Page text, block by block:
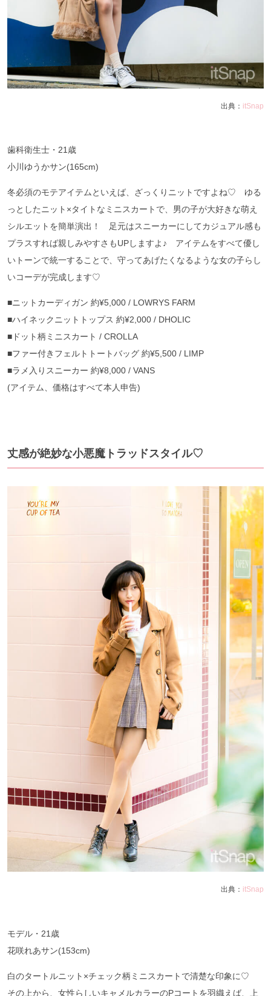
出典： itSnap
歯科衛生士・21歳
小川ゆうかサン(165cm)
冬必須のモテアイテムといえば、ざっくりニットですよね♡ ゆる
っとしたニット×タイトなミニスカートで、男の子が大好きな萌え
シルエットを簡単演出！ 足元はスニーカーにしてカジュアル感も
プラスすれば親しみやすさもUPしますよ♪ アイテムをすべて優し
いトーンで統一することで、守ってあげたくなるような女の子らし
いコーデが完成します♡
■ニットカーディガン 約¥5,000 / LOWRYS FARM
■ハイネックニットトップス 約¥2,000 / DHOLIC
■ドット柄ミニスカート / CROLLA
■ファー付きフェルトトートバッグ 約¥5,500 / LIMP
■ラメ入りスニーカー 約¥8,000 / VANS
(アイテム、価格はすべて本人申告)
丈感が絶妙な小悪魔トラッドスタイル♡
出典： itSnap
モデル・21歳
花咲れあサン(153cm)
白のタートルニット×チェック柄ミニスカートで清楚な印象に♡
その上から、女性らしいキャメルカラーのPコートを羽織えば、上